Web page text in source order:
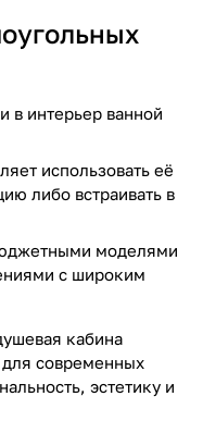
в интерьер ванной
использовать её
либо встраивать в
моделями
с широким
кабина
современных
эстетику и